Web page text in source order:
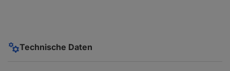
Technische Daten